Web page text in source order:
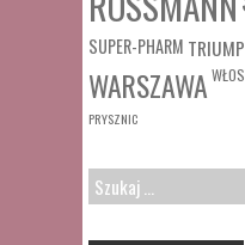
SUPER-PHARM
WARSZAWA
PRYSZNIC
SZUKAJ: